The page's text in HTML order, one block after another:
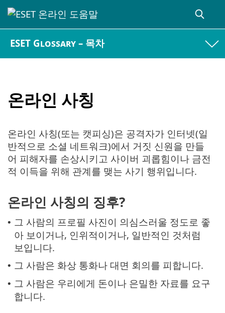
ESET Glossary – 목차
온라인 사칭
온라인 사칭(또는 캣피싱)은 공격자가 인터넷(일
반적으로 소셜 네트워크)에서 거짓 신원을 만들
어 피해자를 손상시키고 사이버 괴롭힘이나 금전
적 이득을 위해 관계를 맺는 사기 행위입니다.
온라인 사칭의 징후?
• 그 사람의 프로필 사진이 의심스러울 정도로 좋
아 보이거나, 인위적이거나, 일반적인 것처럼
보입니다.
• 그 사람은 화상 통화나 대면 회의를 피합니다.
• 그 사람은 우리에게 돈이나 은밀한 자료를 요구
합니다.